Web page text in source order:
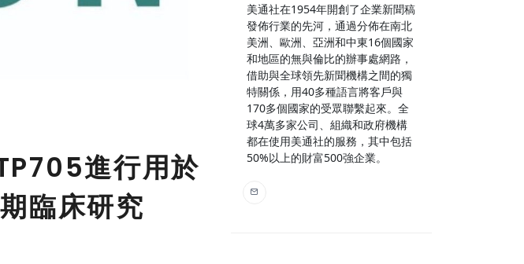
進行用於
臨床研究
美通社在1954年開創了企業新聞稿
發佈行業的先河，通過分佈在南北
美洲、歐洲、亞洲和中東16個國家
和地區的無與倫比的辦事處網路，
借助與全球領先新聞機構之間的獨
特關係，用40多種語言將客戶與
170多個國家的受眾聯繫起來。全
球4萬多家公司、組織和政府機構
都在使用美通社的服務，其中包括
50%以上的財富500強企業。